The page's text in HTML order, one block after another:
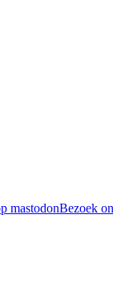
mastodonBezoek